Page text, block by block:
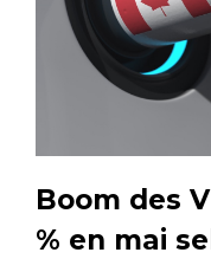
Boom des
% en mai